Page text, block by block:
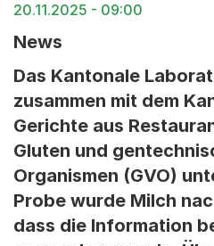
20.11.2025 - 09:00
News
Das Kantonale
zusammen mit dem
Gerichte aus
Gluten und
Organismen (GVO)
Probe wurde Milch
dass die Information